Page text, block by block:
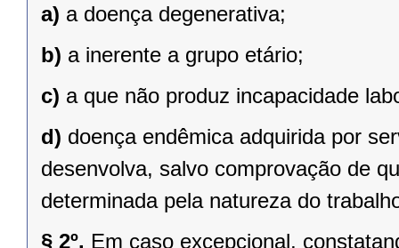
a) a doença degenerativa;
b) a inerente a grupo etário;
c) a que não produz incapacidade
d) doença endêmica adquirida por
desenvolva, salvo comprovação de
determinada pela natureza do
§ 2º. Em caso excepcional,